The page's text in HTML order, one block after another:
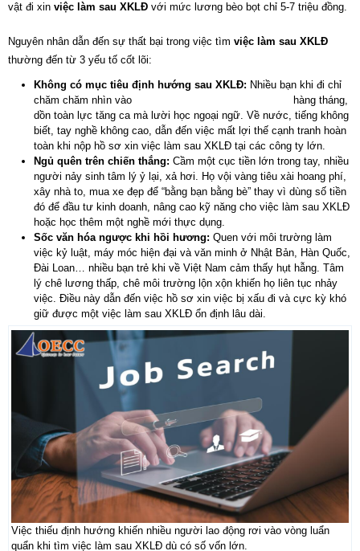
vật đi xin việc làm sau XKLĐ với mức lương bèo bọt chỉ 5-7 triệu đồng.
Nguyên nhân dẫn đến sự thất bại trong việc tìm việc làm sau XKLĐ
thường đến từ 3 yếu tố cốt lõi:
Không có mục tiêu định hướng sau XKLĐ: Nhiều bạn khi đi chỉ
chăm chăm nhìn vào
hàng tháng,
dồn toàn lực tăng ca mà lười học ngoại ngữ. Về nước, tiếng không
biết, tay nghề không cao, dẫn đến việc mất lợi thế cạnh tranh hoàn
toàn khi nộp hồ sơ xin việc làm sau XKLĐ tại các công ty lớn.
Ngủ quên trên chiến thắng: Cầm một cục tiền lớn trong tay, nhiều
người nảy sinh tâm lý ỷ lại, xả hơi. Họ vội vàng tiêu xài hoang phí,
xây nhà to, mua xe đẹp để “bằng bạn bằng bè” thay vì dùng số tiền
đó để đầu tư kinh doanh, nâng cao kỹ năng cho việc làm sau XKLĐ
hoặc học thêm một nghề mới thực dụng.
Sốc văn hóa ngược khi hồi hương: Quen với môi trường làm
việc kỷ luật, máy móc hiện đại và văn minh ở Nhật Bản, Hàn Quốc,
Đài Loan… nhiều bạn trẻ khi về Việt Nam cảm thấy hụt hẫng. Tâm
lý chê lương thấp, chê môi trường lộn xộn khiến họ liên tục nhảy
việc. Điều này dẫn đến việc hồ sơ xin việc bị xấu đi và cực kỳ khó
giữ được một việc làm sau XKLĐ ổn định lâu dài.
Việc thiếu định hướng khiến nhiều người lao động rơi vào vòng luẩn
quẩn khi tìm việc làm sau XKLĐ dù có số vốn lớn.